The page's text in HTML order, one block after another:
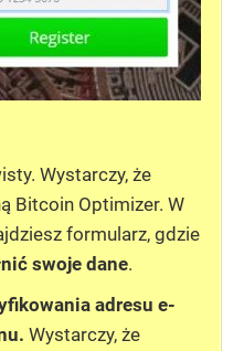
Wystarczy, że
Bitcoin Optimizer. W
formularz, gdzie
swoje dane.
adresu e-
Wystarczy, że